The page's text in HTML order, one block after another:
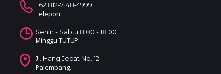
+62 812-7148-4999
Telepon
Senin - Sabtu 8.00 - 18.00
Minggu TUTUP
Jl. Hang Jebat No. 12
Palembang.